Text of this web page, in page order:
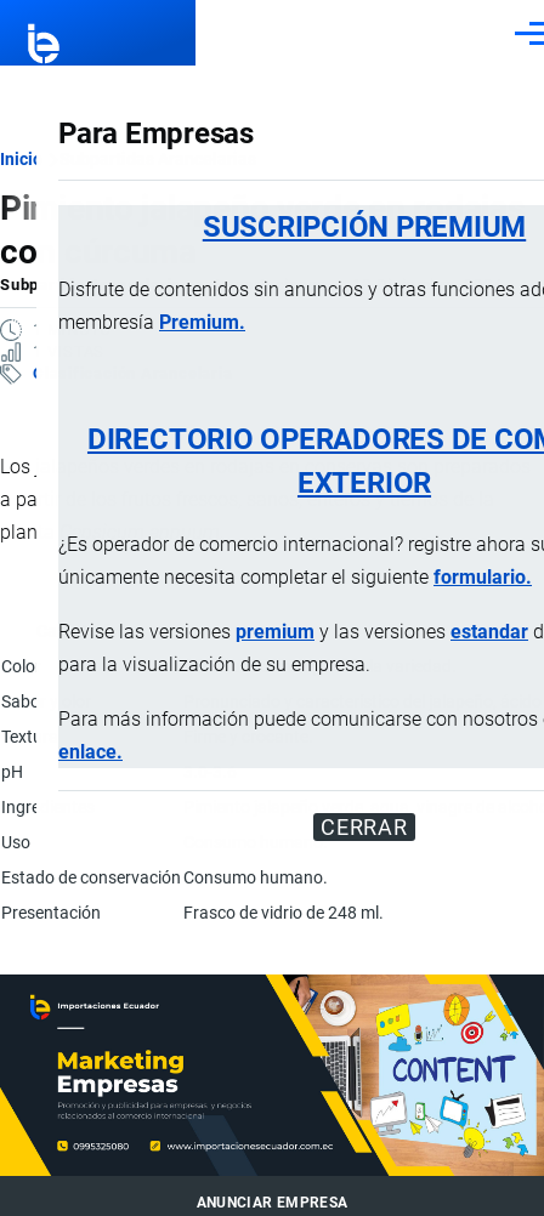
Para Empresas
SUSCRIPCIÓN PREMIUM
Disfrute de contenidos sin anuncios y otras funciones
membresía Premium.
DIRECTORIO OPERADORES DE
EXTERIOR
¿Es operador de comercio internacional? registre ahora
únicamente necesita completar el siguiente formulario.
Revise las versiones premium y las versiones estandar
para la visualización de su empresa.
Para más información puede comunicarse con nosotros
enlace.
CERRAR
Ruta
de
navegación
Inicio
Pimiento jalapeño verde en rodajas
con cúrcuma
Subpartida ArancelariaporImportaciones …, 12 Diciembre, 2024
1 MINUTO
1 VISTAS
Clasificación Arancelaria
Los jalapeños verdes en rodajas en conservas son preparados
a partir de los frutos frescos, sanos, enteros y tiernos de la
planta
Capsicum annuum
Característica
Color
Verde uniforme típico de la variedad.
Sabor y olor
Textura
pH
Ingredientes
Uso
Consumo humano.
Estado de conservaciónConsumo humano.
Presentación
Frasco de vidrio de 248 ml.
ANUNCIAR EMPRESA